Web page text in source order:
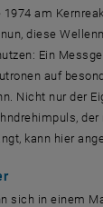
am
diese
Ein
auf
Nicht nur der
kann hier
sich in einem